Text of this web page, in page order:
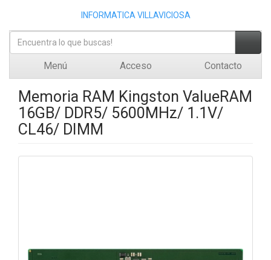
INFORMATICA VILLAVICIOSA
Menú Acceso Contacto
Memoria RAM Kingston ValueRAM
16GB/ DDR5/ 5600MHz/ 1.1V/
CL46/ DIMM